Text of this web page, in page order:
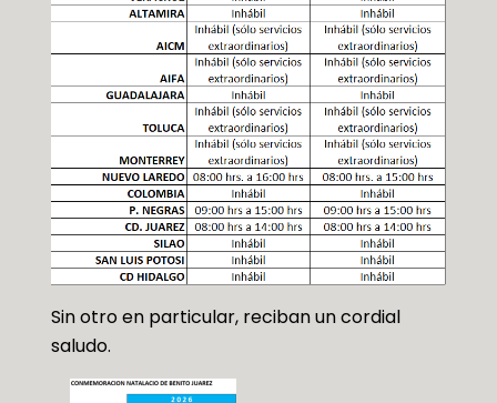
Sin otro en particular, reciban un cordial
saludo.